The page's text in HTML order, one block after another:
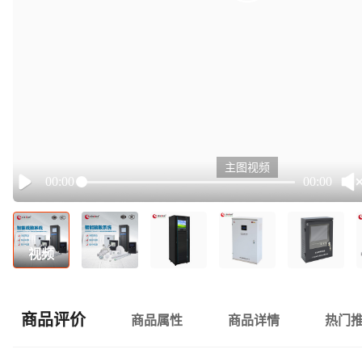
Play
00:00 00:00
主图视频
视频
商品评价 商品属性 商品详情 热门